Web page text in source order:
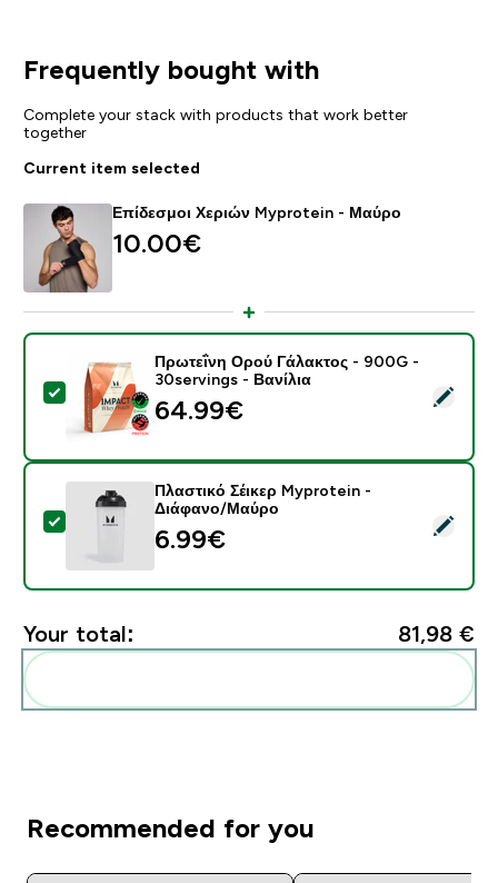
Frequently bought with
Complete your stack with products that work better
together
Current item selected
Επίδεσμοι Χεριών Myprotein - Μαύρο
10.00€‎
Select this product - Πρωτεΐνη Ορού Γάλακτος -
Πρωτεΐνη Ορού Γάλακτος - 900G -
30servings - Βανίλια
64.99€‎
Select this product - Πλαστικό Σέικερ Myprotein -
Πλαστικό Σέικερ Myprotein -
Διάφανο/Μαύρο
6.99€‎
Your total: 81,98 €‎
Recommended for you